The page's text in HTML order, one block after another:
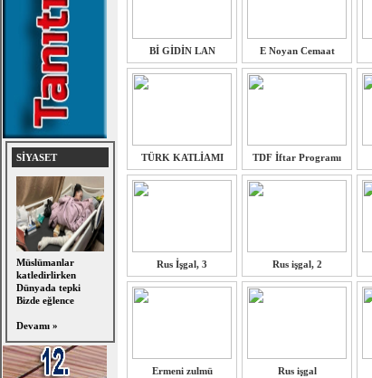
SİYASET
Müslümanlar
katledirlirken
Dünyada tepki
Bizde eğlence
Devamı »
Bİ GİDİN LAN E Noyan Cemaat
TÜRK KATLİAMI TDF İftar Programı
Rus İşgal, 3 Rus işgal, 2
Ermeni zulmü Rus işgal